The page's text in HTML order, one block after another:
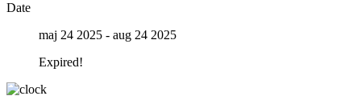
Date
maj 24 2025 - aug 24 2025
Expired!